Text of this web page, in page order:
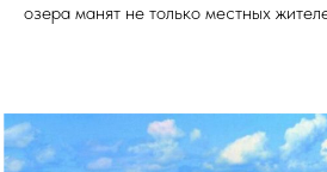
озера манят не только местных